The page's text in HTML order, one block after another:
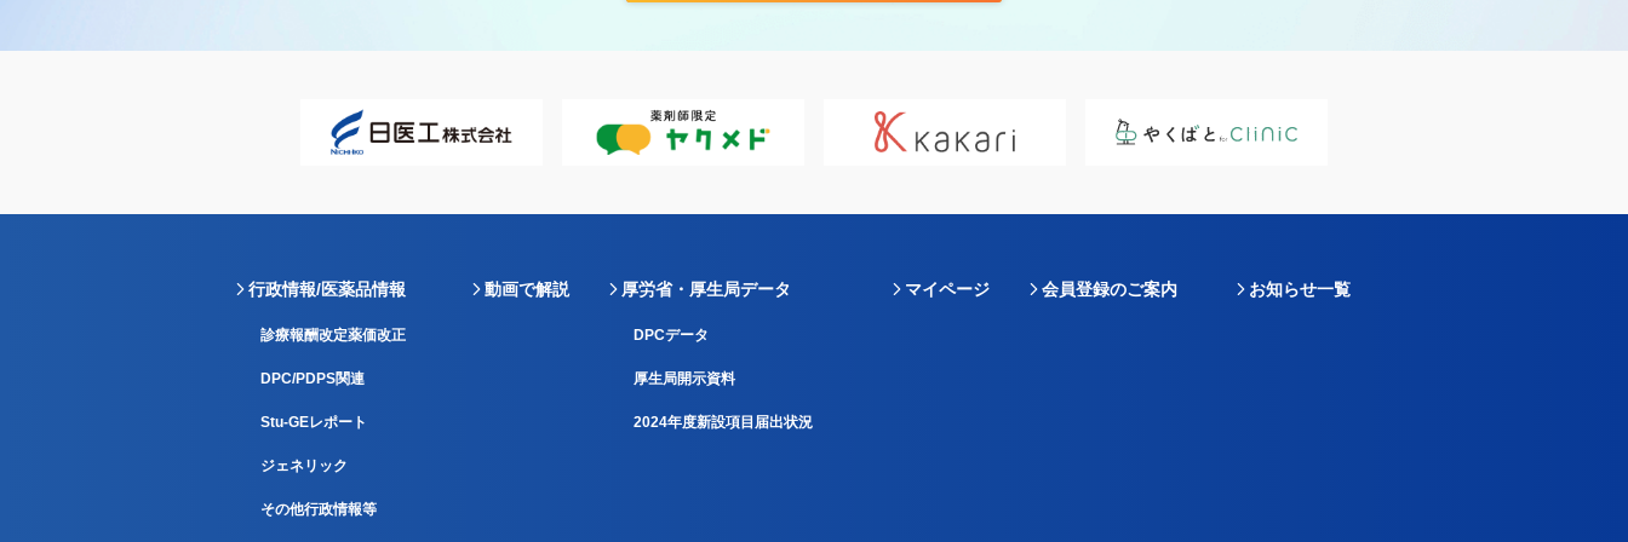
行政情報/医薬品情報
診療報酬改定薬価改正
DPC/PDPS関連
Stu-GEレポート
ジェネリック
その他行政情報等
動画で解説 厚労省・厚生局データ
DPCデータ
厚生局開示資料
2024年度新設項目届出状況
マイページ 会員登録のご案内 お知らせ一覧